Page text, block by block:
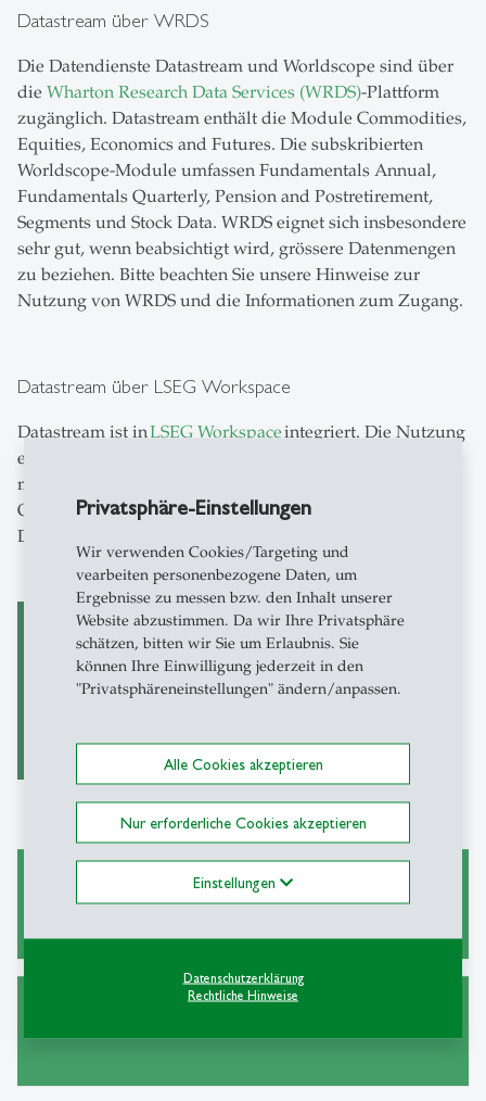
Privatsphäre-Einstellungen
Wir verwenden Cookies/Targeting und
vearbeiten personenbezogene Daten, um
Ergebnisse zu messen bzw. den Inhalt unserer
Website abzustimmen. Da wir Ihre Privatsphäre
schätzen, bitten wir Sie um Erlaubnis. Sie
können Ihre Einwilligung jederzeit in den
"Privatsphäreneinstellungen" ändern/anpassen.
Alle Cookies akzeptieren
Nur erforderliche Cookies akzeptieren
Einstellungen
Datenschutzerklärung
Rechtliche Hinweise
Datastream über WRDS
Die Datendienste Datastream und Worldscope sind über
die Wharton Research Data Services (WRDS)-Plattform
zugänglich. Datastream enthält die Module Commodities,
Equities, Economics and Futures. Die subskribierten
Worldscope-Module umfassen Fundamentals Annual,
Fundamentals Quarterly, Pension and Postretirement,
Segments und Stock Data. WRDS eignet sich insbesondere
sehr gut, wenn beabsichtigt wird, grössere Datenmengen
zu beziehen. Bitte beachten Sie unsere Hinweise zur
Nutzung von WRDS und die Informationen zum Zugang.
Datastream über LSEG Workspace
Datastream ist inLSEG Workspaceintegriert. Die Nutzung
erfolgt ortsunabhängig in virtualisierter Umgebung, um
mobiles Arbeiten zu ermöglichen. Das Datastream Add-
On ist jedoch mit einer Limitierung von 10 Millionen
Datenpunkten pro Monat versehen.
Wharton Research
Data Services -WRDS
Wissenschaftliches Arbeiten